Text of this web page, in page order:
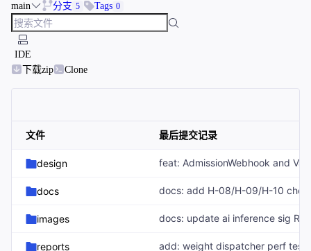
main 分支 5 Tags 0
IDE
下载zip
Clone
文件 最后提交记录
design
docs
images docs: update ai inference sig
reports